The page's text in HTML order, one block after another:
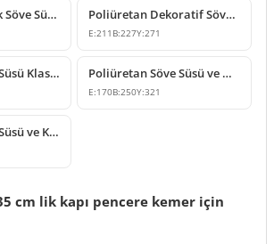
Poliüretan Klasik Söve Süsü ve Pencere Tacı Modelleri Poliüretan Dekoratif Söve Süsü ve Kilit Taşı Modeli
E:211 B:227Y:271
Poliüretan Söve Süsü Klasik Dekoratif Payanda Modeli Poliüretan Söve Süsü ve Dekoratif Kilit Taşı Tasarımları
E:170B:250Y:321
Poliüretan Söve Süsü ve Klasik Kilit Taşı Modeli
cm lik kapı pencere kemer için